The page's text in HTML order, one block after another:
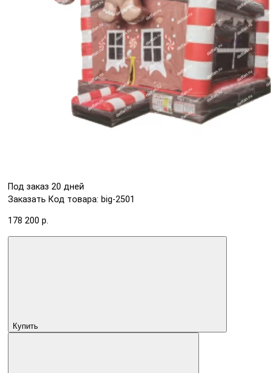
Под заказ 20 дней
Заказать Код товара: big-2501
178 200 р.
Купить